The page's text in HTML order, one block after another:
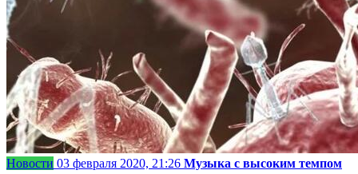
Новости 03 февраля 2020, 21:26 Музыка с высоким темпом